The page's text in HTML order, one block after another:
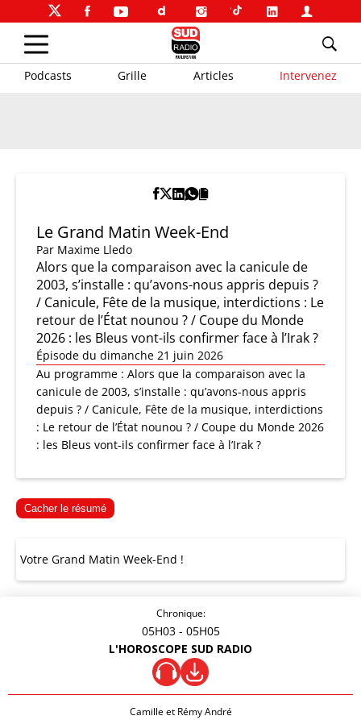
Podcasts Grille Articles Intervenez
Le Grand Matin Week-End
Par Maxime Lledo
Alors que la comparaison avec la canicule de
2003, s’installe : qu’avons-nous appris depuis ?
/ Canicule, Fête de la musique, interdictions : Le
retour de l’État nounou ? / Coupe du Monde
2026 : les Bleus vont-ils confirmer face à l’Irak ?
Épisode du dimanche 21 juin 2026
Au programme : Alors que la comparaison avec la
canicule de 2003, s’installe : qu’avons-nous appris
depuis ? / Canicule, Fête de la musique, interdictions
: Le retour de l’État nounou ? / Coupe du Monde 2026
: les Bleus vont-ils confirmer face à l’Irak ?
Cacher le résumé
Votre Grand Matin Week-End !
Chronique:
05H03 - 05H05
L'HOROSCOPE SUD RADIO
Camille et Rémy André